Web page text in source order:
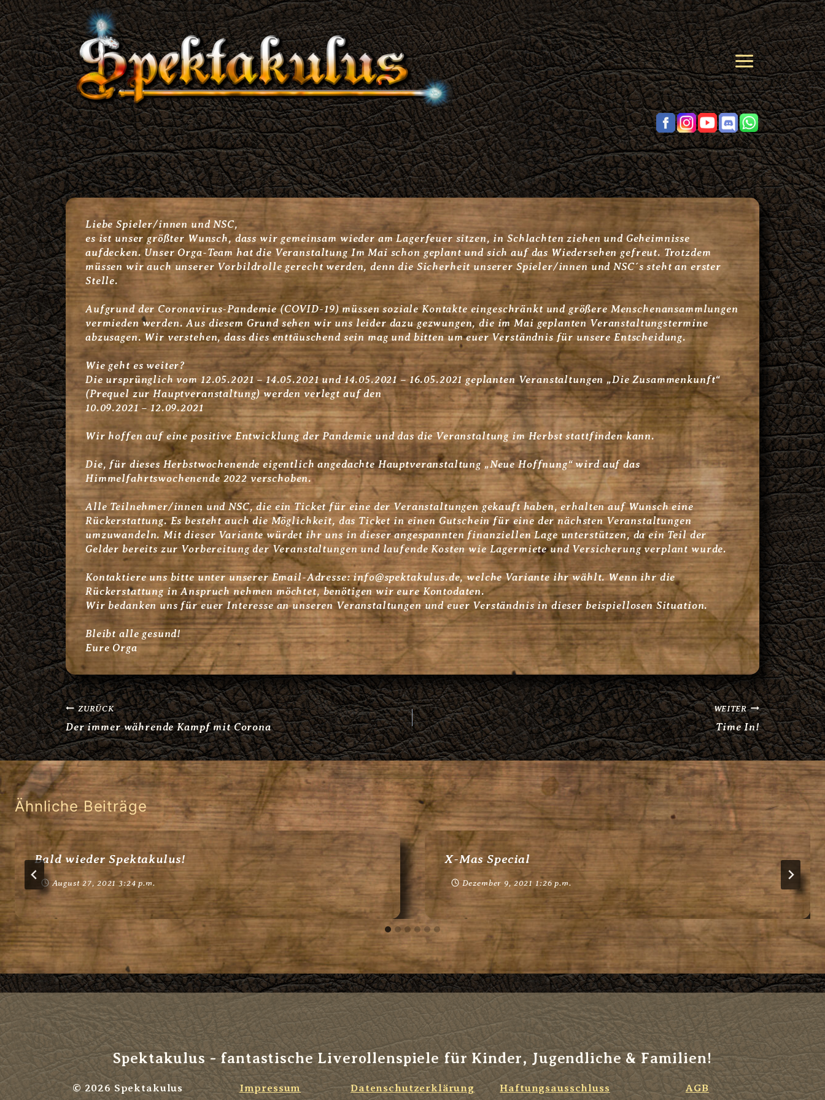
Zum
Inhalt
springen
Das nächste Corona Update
April 17, 2021 3:20 p.m.
Liebe Spieler/innen und NSC,
es ist unser größter Wunsch, dass wir gemeinsam wieder am Lagerfeuer sitzen, in Schlachten ziehen und Geheimnisse
aufdecken. Unser Orga-Team hat die Veranstaltung Im Mai schon geplant und sich auf das Wiedersehen gefreut. Trotzdem
müssen wir auch unserer Vorbildrolle gerecht werden, denn die Sicherheit unserer Spieler/innen und NSC´s steht an erster
Stelle.
Aufgrund der Coronavirus-Pandemie (COVID-19) müssen soziale Kontakte eingeschränkt und größere Menschenansammlungen
vermieden werden. Aus diesem Grund sehen wir uns leider dazu gezwungen, die im Mai geplanten Veranstaltungstermine
abzusagen. Wir verstehen, dass dies enttäuschend sein mag und bitten um euer Verständnis für unsere Entscheidung.
Wie geht es weiter?
Die ursprünglich vom 12.05.2021 – 14.05.2021 und 14.05.2021 – 16.05.2021 geplanten Veranstaltungen „Die Zusammenkunft“
(Prequel zur Hauptveranstaltung) werden verlegt auf den
10.09.2021 – 12.09.2021
Wir hoffen auf eine positive Entwicklung der Pandemie und das die Veranstaltung im Herbst stattfinden kann.
Die, für dieses Herbstwochenende eigentlich angedachte Hauptveranstaltung „Neue Hoffnung“ wird auf das
Himmelfahrtswochenende 2022 verschoben.
Alle Teilnehmer/innen und NSC, die ein Ticket für eine der Veranstaltungen gekauft haben, erhalten auf Wunsch eine
Rückerstattung. Es besteht auch die Möglichkeit, das Ticket in einen Gutschein für eine der nächsten Veranstaltungen
umzuwandeln. Mit dieser Variante würdet ihr uns in dieser angespannten finanziellen Lage unterstützen, da ein Teil der
Gelder bereits zur Vorbereitung der Veranstaltungen und laufende Kosten wie Lagermiete und Versicherung verplant wurde.
Kontaktiere uns bitte unter unserer Email-Adresse: info@spektakulus.de, welche Variante ihr wählt. Wenn ihr die
Rückerstattung in Anspruch nehmen möchtet, benötigen wir eure Kontodaten.
Wir bedanken uns für euer Interesse an unseren Veranstaltungen und euer Verständnis in dieser beispiellosen Situation.
Bleibt alle gesund!
Eure Orga
Beitragsnavigation
ZURÜCK
Der immer währende Kampf mit Corona
WEITER
Time In!
Ähnliche Beiträge
Bald wieder Spektakulus!
August 27, 2021 3:24 p.m.
X-Mas Special
Dezember 9, 2021 1:26 p.m.
Spektakulus - fantastische Liverollenspiele für Kinder, Jugendliche & Familien!
© 2026 Spektakulus Impressum Datenschutzerklärung Haftungsausschluss AGB